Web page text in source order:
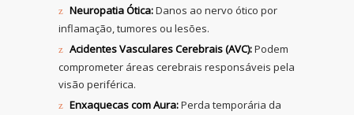
Neuropatia Ótica:Danos ao nervo ótico por
inflamação, tumores ou lesões.
Acidentes Vasculares Cerebrais (AVC):Podem
comprometer áreas cerebrais responsáveis pela
visão periférica.
Enxaquecas com Aura:Perda temporária da